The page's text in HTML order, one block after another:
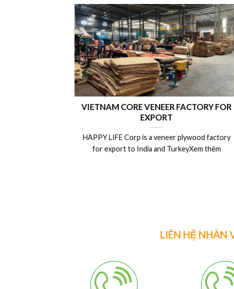
LAMINATED VENEER LUMBER (LVL)
Laminated Wood, LVL Laminated Veneer
Lumber, LVL plywood Vietnam, LVL Timber,
Vietnam plywood exportXem thêm
Nhà
Nhà
LIÊN HỆ NHÂN